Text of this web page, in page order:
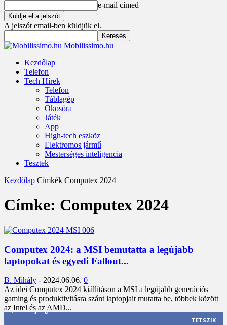
e-mail címed
A jelszót email-ben küldjük el.
Mobilissimo.hu
Kezdőlap
Telefon
Tech Hírek
Telefon
Táblagép
Okosóra
Játék
App
High-tech eszköz
Elektromos jármű
Mesterséges inteligencia
Tesztek
Kezdőlap Címkék Computex 2024
Címke: Computex 2024
Computex 2024: a MSI bemutatta a legújabb
laptopokat és egyedi Fallout...
B. Mihály - 2024.06.06. 0
Az idei Computex 2024 kiállításon a MSI a legújabb generációs
gaming és produktivitásra szánt laptopjait mutatta be, többek között
az Intel és az AMD...
3,452 Rajongók
TETSZIK